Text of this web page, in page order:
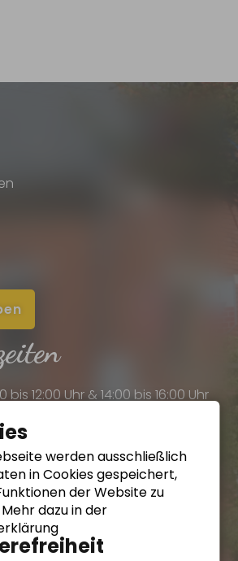
bis 12:00 Uhr & 14:00 bis 16:00 Uhr
bis 12:00 Uhr & 14:00 bis 16:00 Uhr
bis 12:00 Uhr & 14:00 bis 18:00 Uhr
bis 12:00 Uhr
werden ausschließlich
in Cookies gespeichert,
der Website zu
dazu in der